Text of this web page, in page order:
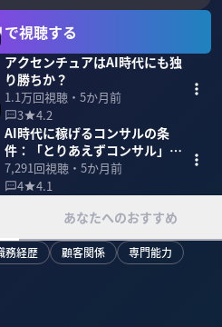
視聴する
アクセンチュアはAI時代にも独
り勝ちか？
1.1万回視聴・ 5か月前
3
4.2
AI時代に稼げるコンサルの条
件：「とりあえずコンサル」は
アリか？
7,291回視聴・ 5か月前
4
4.1
あなたへのおすすめ
務経歴 顧客関係 専門能力